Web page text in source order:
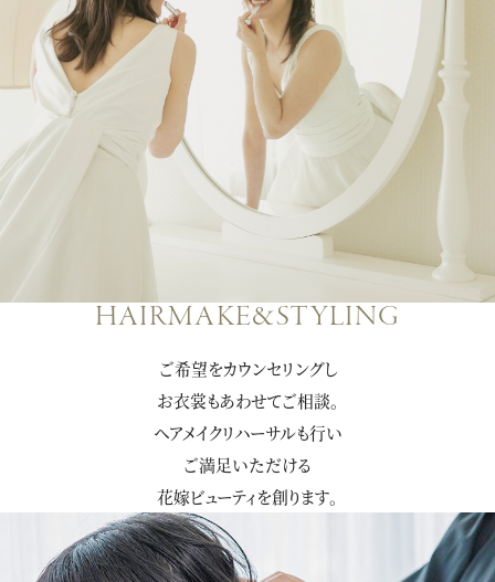
HAIRMAKE&STYLING
ご希望をカウンセリングし
お衣裳もあわせてご相談。
ヘアメイクリハーサルも行い
ご満足いただける
花嫁ビューティを創ります。